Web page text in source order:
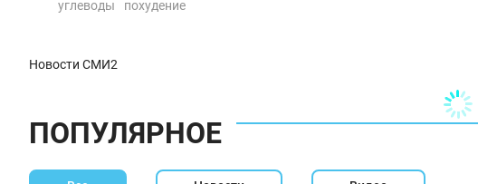
углеводы похудение
Новости СМИ2
ПОПУЛЯРНОЕ